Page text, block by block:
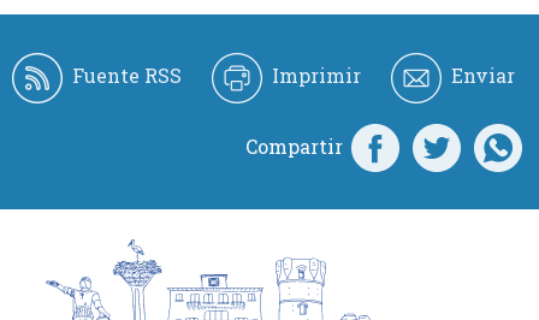
Fuente RSS Imprimir Enviar
Compartir